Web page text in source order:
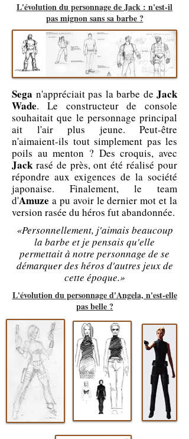
L'évolution du personnage de Jack : n'est-il
pas mignon sans sa barbe ?
Sega n'appréciait pas la barbe de Jack
Wade. Le constructeur de console
souhaitait que le personnage principal
ait l'air plus jeune. Peut-être
n'aimaient-ils tout simplement pas les
poils au menton ? Des croquis, avec
Jackrasé de près, ont été réalisé pour
répondre aux exigences de la société
japonaise. Finalement, le team
d'Amuze a pu avoir le dernier mot et la
version rasée du héros fut abandonnée.
«Personnellement, j'aimais beaucoup
la barbe et je pensais qu'elle
permettait à notre personnage de se
démarquer des héros d'autres jeux de
cette époque.»
L'évolution du personnage d'Angela, n'est-elle
pas belle ?